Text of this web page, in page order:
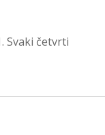
Svaki četvrti